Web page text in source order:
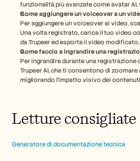
funzionalità più avanzate come avatar
Come aggiungere un voiceover a un
Per aggiungere un voiceover ai video,
Una volta registrato, carica il tuo video
da Trupeer ed esporta il video modificato.
Come faccio a ingrandire una
Per ingrandire durante una registrazione
Trupeer AI, che ti consentono di
migliorando l'impatto visivo dei
Letture consigliate
Generatore di documentazione tecnica